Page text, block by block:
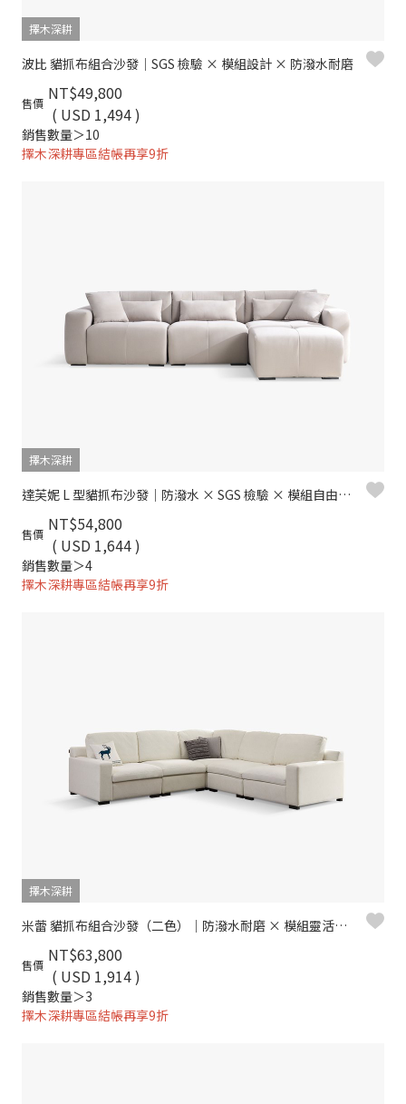
擇木深耕
波比 貓抓布組合沙發｜SGS 檢驗 × 模組設計 × 防潑水耐磨
售價 NT$49,800
( USD 1,494 )
銷售數量＞10
擇木深耕專區結帳再享9折
擇木深耕
達芙妮 L 型貓抓布沙發｜防潑水 × SGS 檢驗 × 模組自由組合
售價 NT$54,800
( USD 1,644 )
銷售數量＞4
擇木深耕專區結帳再享9折
擇木深耕
米蕾 貓抓布組合沙發（二色）｜防潑水耐磨 × 模組靈活拼接– 擇木深耕
售價 NT$63,800
( USD 1,914 )
銷售數量＞3
擇木深耕專區結帳再享9折